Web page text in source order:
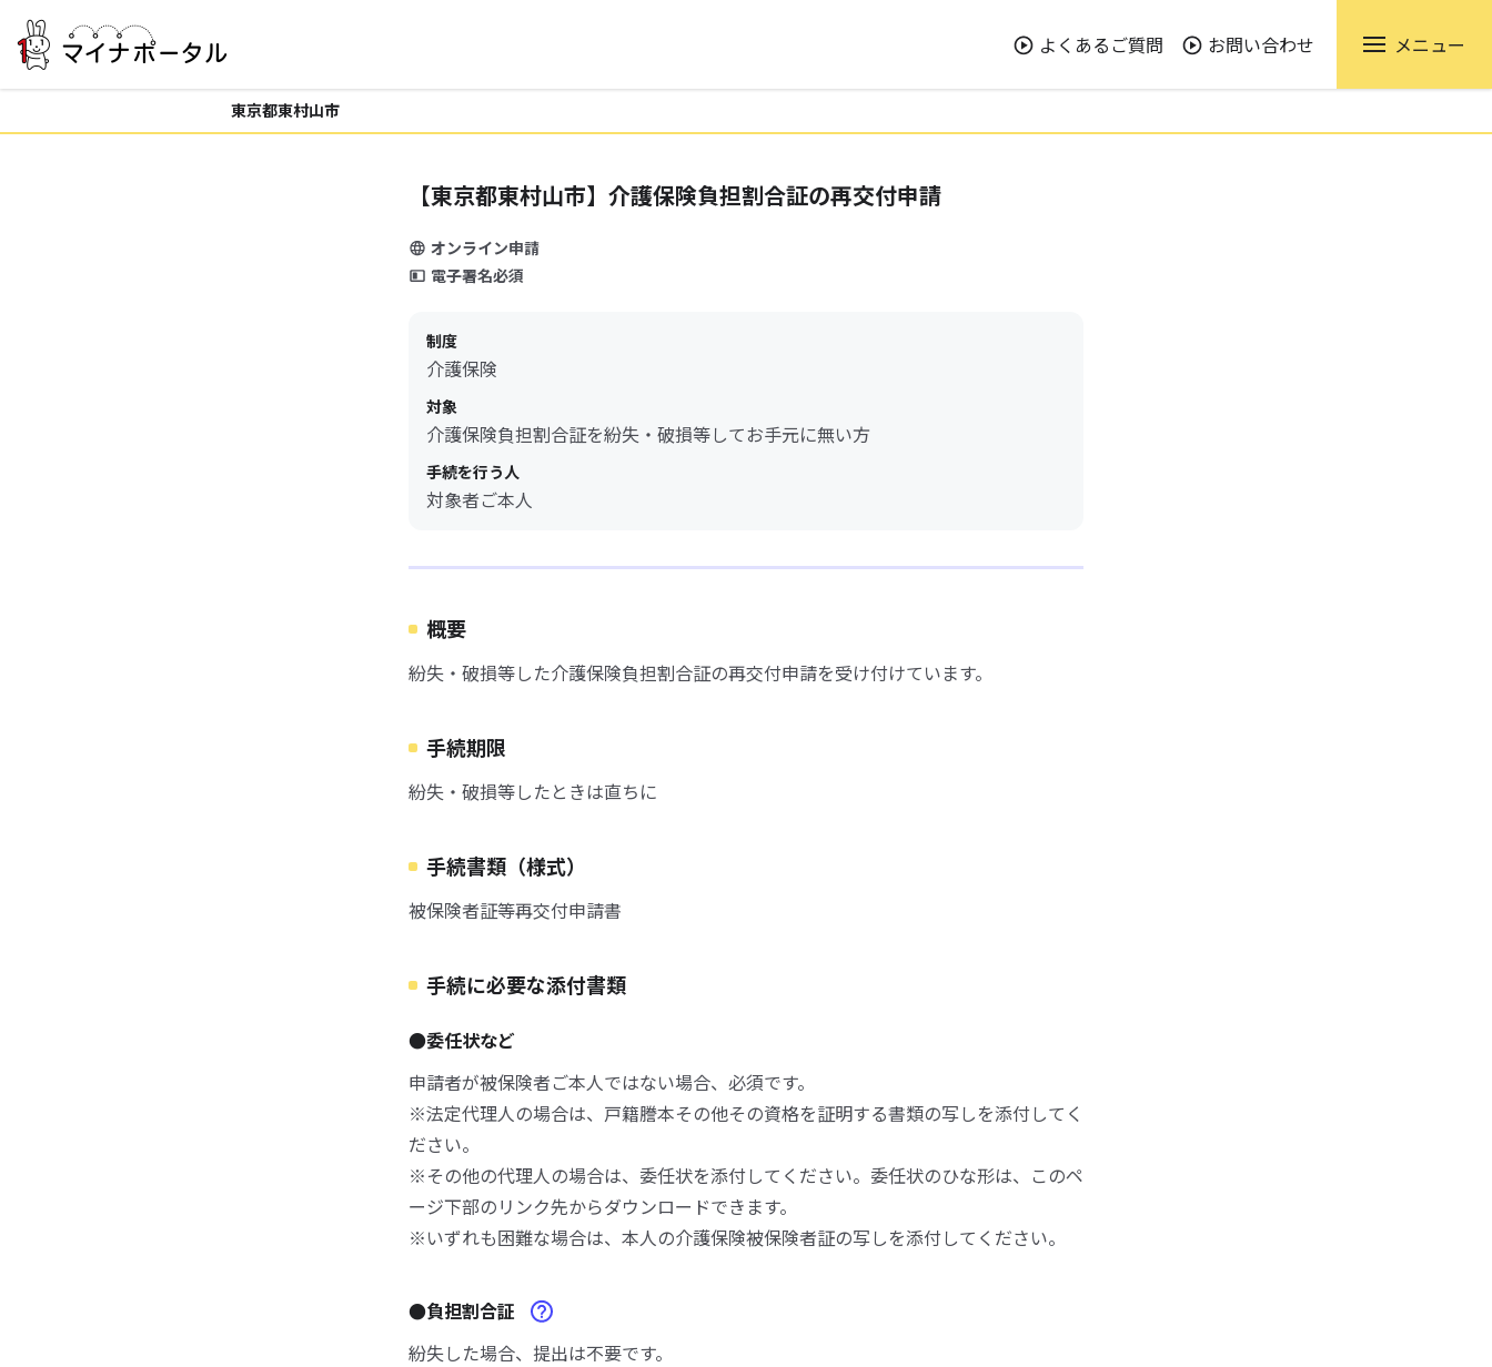
よくあるご質問 お問い合わせ メニュー
東京都東村山市
【東京都東村山市】介護保険負担割合証の再交付申請
オンライン申請
電子署名必須
制度
介護保険
対象
介護保険負担割合証を紛失・破損等してお手元に無い方
手続を行う人
対象者ご本人
概要
紛失・破損等した介護保険負担割合証の再交付申請を受け付けています。
手続期限
紛失・破損等したときは直ちに
手続書類（様式）
被保険者証等再交付申請書
手続に必要な添付書類
●委任状など
申請者が被保険者ご本人ではない場合、必須です。
※法定代理人の場合は、戸籍謄本その他その資格を証明する書類の写しを添付してく
ださい。
※その他の代理人の場合は、委任状を添付してください。委任状のひな形は、このペ
ージ下部のリンク先からダウンロードできます。
※いずれも困難な場合は、本人の介護保険被保険者証の写しを添付してください。
●負担割合証
紛失した場合、提出は不要です。